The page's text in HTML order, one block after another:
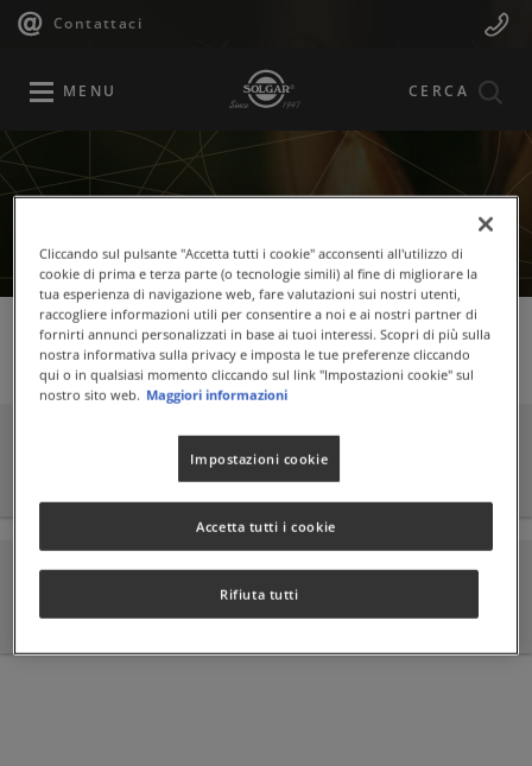
Salta
principale
Contattaci
Navigazione
Menu
MENU CERCA
Ingredienti
INGREDIENTI
CATEGORIE INGREDIENTI
Cliccando sul pulsante "Accetta tutti i cookie" acconsenti all'utilizzo di
cookie di prima e terza parte (o tecnologie simili) al fine di migliorare la
tua esperienza di navigazione web, fare valutazioni sui nostri utenti,
raccogliere informazioni utili per consentire a noi e ai nostri partner di
fornirti annunci personalizzati in base ai tuoi interessi. Scopri di più sulla
nostra informativa sulla privacy e imposta le tue preferenze cliccando
qui o in qualsiasi momento cliccando sul link "Impostazioni cookie" sul
nostro sito web. Maggiori informazioni
Impostazioni cookie
Rifiuta tutti
Accetta tutti i cookie